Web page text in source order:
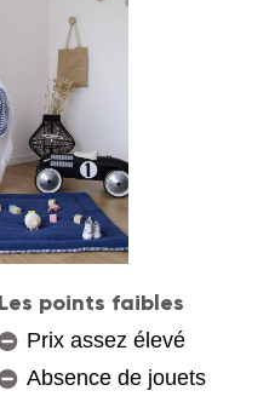
Les points faibles
Prix assez élevé
Absence de jouets